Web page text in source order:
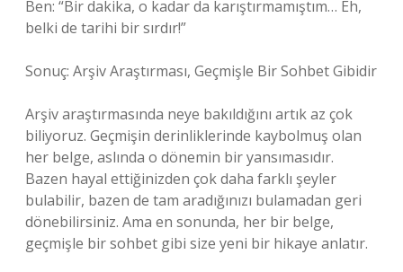
Ben: “Bir dakika, o kadar da karıştırmamıştım… Eh,
belki de tarihi bir sırdır!”
Sonuç: Arşiv Araştırması, Geçmişle Bir Sohbet Gibidir
Arşiv araştırmasında neye bakıldığını artık az çok
biliyoruz. Geçmişin derinliklerinde kaybolmuş olan
her belge, aslında o dönemin bir yansımasıdır.
Bazen hayal ettiğinizden çok daha farklı şeyler
bulabilir, bazen de tam aradığınızı bulamadan geri
dönebilirsiniz. Ama en sonunda, her bir belge,
geçmişle bir sohbet gibi size yeni bir hikaye anlatır.